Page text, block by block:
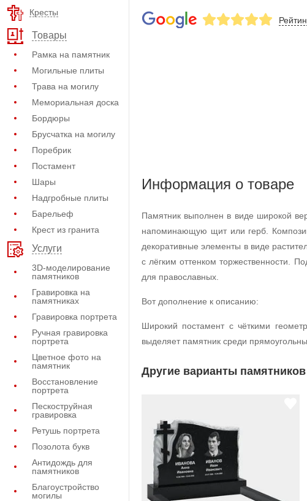
Кресты
Товары
Рамка на памятник
Могильные плиты
Трава на могилу
Мемориальная доска
Бордюры
Брусчатка на могилу
Поребрик
Постамент
Шары
Надгробные плиты
Барельеф
Крест из гранита
Услуги
3D-моделирование
памятников
Гравировка на
памятниках
Гравировка портрета
Ручная гравировка
портрета
Цветное фото на
памятник
Восстановление
портрета
Пескоструйная
гравировка
Ретушь портрета
Позолота букв
Антидождь для
памятников
Благоустройство
могилы
Информация о товаре
Памятник выполнен в виде широкой
напоминающую щит или герб.
декоративные элементы в виде
с лёгким оттенком
для православных.
Вот дополнение к описанию:
Широкий постамент с чёткими
выделяет памятник среди
Другие варианты